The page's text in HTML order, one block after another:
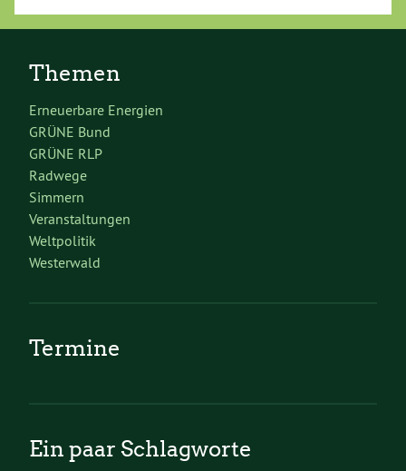
Themen
Erneuerbare Energien
GRÜNE Bund
GRÜNE RLP
Radwege
Simmern
Veranstaltungen
Weltpolitik
Westerwald
Termine
Ein paar Schlagworte